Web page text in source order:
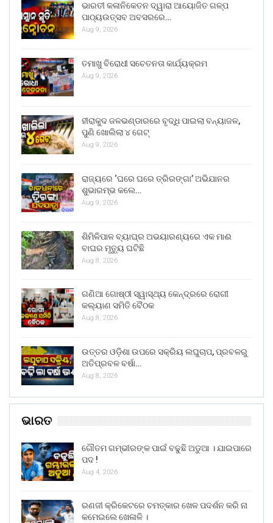
ଭାରତୀ କଳାନିକେତନ ଦ୍ୱାରା ଆୟୋଜିତ ଗଳ୍ପ
ପାଠ୍ୟଉତ୍ସବ ଅବସରରେ…
Aug 9, 2026
ତମାଖୁ ବିରୋଧୀ ସଚେତନତା କାର୍ଯ୍ୟକ୍ରମ
Aug 9, 2026
ହୀରାକୁଦ ଜଳଭଣ୍ଡାରରେ ବୃଦ୍ଧି ପାଇଲା ବନ୍ୟାଜଳ,
ପୁଣି ଖୋଲିଲା ୪ ଗେଟ୍
Aug 9, 2026
ରାଜ୍ୟରେ ‘ଘରେ ଘରେ ତ୍ରିରଙ୍ଗା’ ଅଭିଯାନର
ଶୁଭାରମ୍ଭ କଲେ…
Aug 9, 2026
ଶିମିଳିପାଳ ବ୍ୟାଘ୍ର ଅଭୟାରଣ୍ୟରେ ଏକ ମାଈ
ବାଘର ମୃତ୍ୟୁ ଘଟିଛି
Aug 8, 2026
ଗଣିଆ ଗୋଷ୍ଠୀ ସ୍ୱାସ୍ଥ୍ୟ କେନ୍ଦ୍ରରେ ରୋଗୀ
କଲ୍ୟାଣ ସମିତି ବୈଠକ
Aug 8, 2026
ଉତ୍ତର ଓଡ଼ିଶା ଉପରେ ସକ୍ରିୟ ଲଘୁଚାପ, ପ୍ରବଳରୁ
ଅତିପ୍ରବଳ ବର୍ଷା…
Aug 8, 2026
ଭାରତ
ଗୌତମ ଗମ୍ଭୀରଙ୍କ ପାଇଁ ବଢୁଛି ଅଡୁଆ । ଯାଇପାରେ
ପଦ !
Aug 4, 2026
ରଣଜୀ କ୍ରିକେଟରେ ଚମତ୍କାର ଖେଳ ପଦର୍ଶନ କରି ନା
କମେଇଲେ ଖେଳାଳି ।